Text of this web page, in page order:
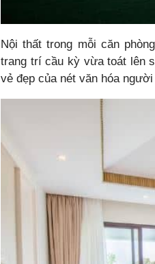
Nội thất trong mỗi căn
trang trí cầu kỳ vừa toát lên
vẻ đẹp của nét văn hóa